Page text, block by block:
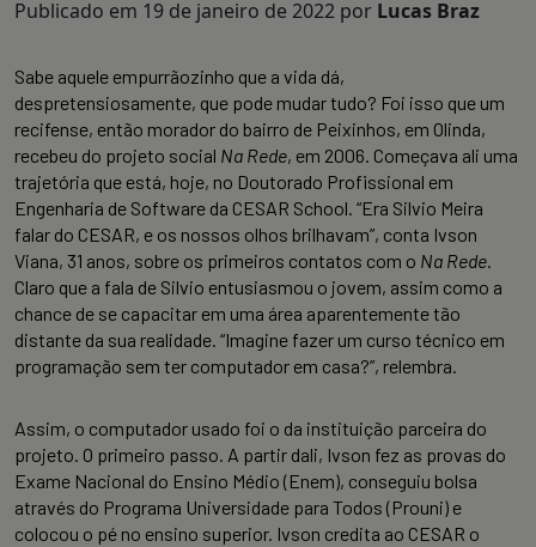
Publicado em 19 de janeiro de 2022 por Lucas Braz
Sabe aquele empurrãozinho que a vida dá,
despretensiosamente, que pode mudar tudo? Foi isso que um
recifense, então morador do bairro de Peixinhos, em Olinda,
recebeu do projeto social Na Rede, em 2006. Começava ali uma
trajetória que está, hoje, no Doutorado Profissional em
Engenharia de Software da CESAR School. “Era Silvio Meira
falar do CESAR, e os nossos olhos brilhavam”, conta Ivson
Viana, 31 anos, sobre os primeiros contatos com o Na Rede.
Claro que a fala de Silvio entusiasmou o jovem, assim como a
chance de se capacitar em uma área aparentemente tão
distante da sua realidade. “Imagine fazer um curso técnico em
programação sem ter computador em casa?”, relembra.
Assim, o computador usado foi o da instituição parceira do
projeto. O primeiro passo. A partir dali, Ivson fez as provas do
Exame Nacional do Ensino Médio (Enem), conseguiu bolsa
através do Programa Universidade para Todos (Prouni) e
colocou o pé no ensino superior. Ivson credita ao CESAR o